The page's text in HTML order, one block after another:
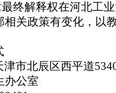
终解释权在河北工
相关政策有变化，以
市北辰区西平道
办公室